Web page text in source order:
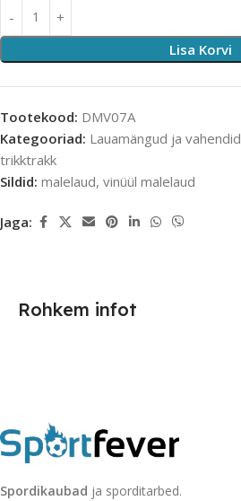
Lisa Korvi
Tootekood: DMV07A
Kategooriad: Lauamängud ja vahendid
trikktrakk
Sildid: malelaud, vinüül malelaud
Jaga:
Rohkem infot
Spordikaubad ja sporditarbed.